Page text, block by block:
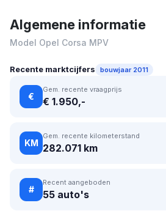
Algemene informatie
Model Opel Corsa MPV
Recente marktcijfers bouwjaar 2011
€
Gem. recente vraagprijs
€ 1.950,-
KM
Gem. recente kilometerstand
282.071 km
#
Recent aangeboden
55 auto's